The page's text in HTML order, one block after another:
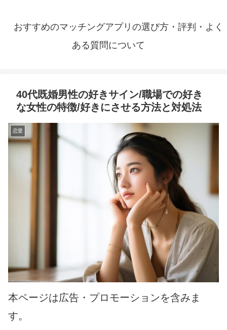
おすすめのマッチングアプリの選び方・評判・よく
ある質問について
40代既婚男性の好きサイン/職場での好き
な女性の特徴/好きにさせる方法と対処法
恋愛
本ページは広告・プロモーションを含みま
す。